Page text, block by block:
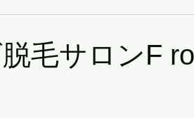
リット〜神戸三宮メンズ脱毛Froom〜
毛サロンF